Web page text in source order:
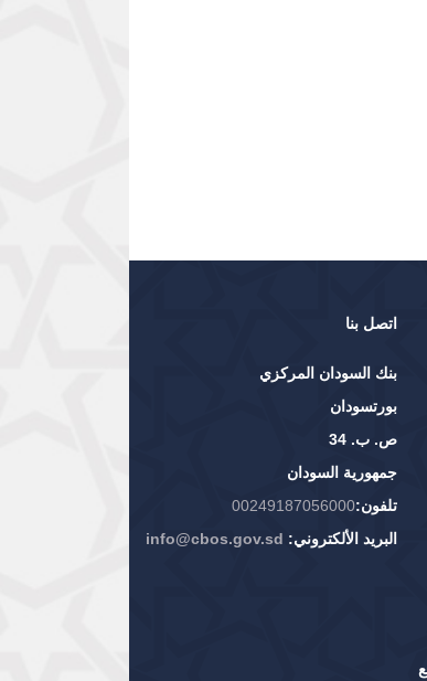
اتصل بنا
بنك السودان المركزي
بورتسودان
ص. ب. 34
جمهورية السودان
تلفون:00249187056000
البريد الألكتروني: info@cbos.gov.sd